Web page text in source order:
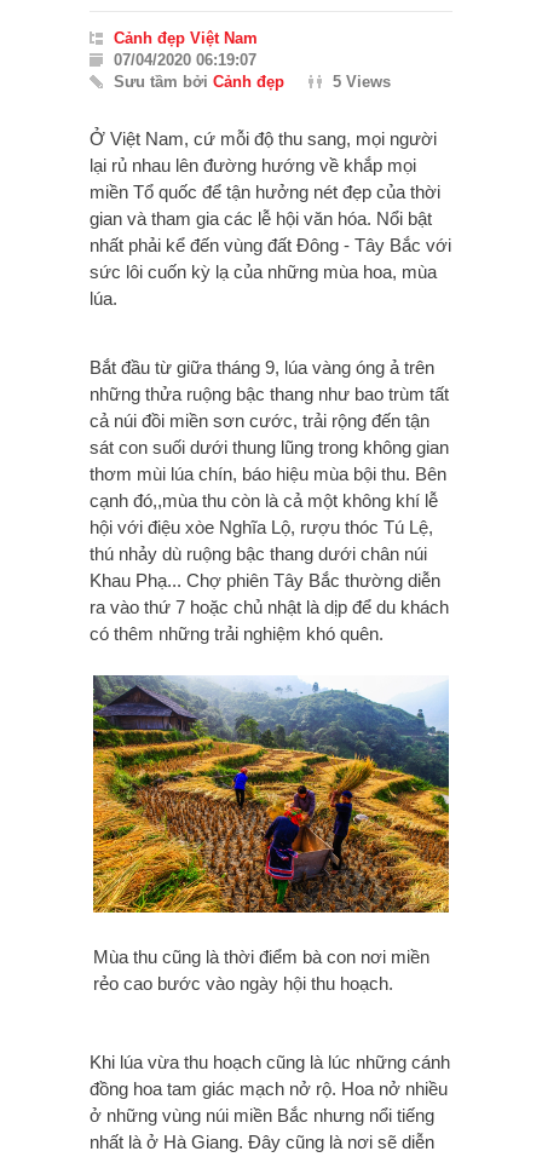
Cảnh đẹp Việt Nam
07/04/2020 06:19:07
Sưu tầm bởi Cảnh đẹp 5 Views
Ở Việt Nam, cứ mỗi độ thu sang, mọi người
lại rủ nhau lên đường hướng về khắp mọi
miền Tổ quốc để tận hưởng nét đẹp của thời
gian và tham gia các lễ hội văn hóa. Nổi bật
nhất phải kể đến vùng đất Đông - Tây Bắc với
sức lôi cuốn kỳ lạ của những mùa hoa, mùa
lúa.
Bắt đầu từ giữa tháng 9, lúa vàng óng ả trên
những thửa ruộng bậc thang như bao trùm tất
cả núi đồi miền sơn cước, trải rộng đến tận
sát con suối dưới thung lũng trong không gian
thơm mùi lúa chín, báo hiệu mùa bội thu. Bên
cạnh đó,,mùa thu còn là cả một không khí lễ
hội với điệu xòe Nghĩa Lộ, rượu thóc Tú Lệ,
thú nhảy dù ruộng bậc thang dưới chân núi
Khau Phạ... Chợ phiên Tây Bắc thường diễn
ra vào thứ 7 hoặc chủ nhật là dịp để du khách
có thêm những trải nghiệm khó quên.
Mùa thu cũng là thời điểm bà con nơi miền
rẻo cao bước vào ngày hội thu hoạch.
Khi lúa vừa thu hoạch cũng là lúc những cánh
đồng hoa tam giác mạch nở rộ. Hoa nở nhiều
ở những vùng núi miền Bắc nhưng nổi tiếng
nhất là ở Hà Giang. Đây cũng là nơi sẽ diễn